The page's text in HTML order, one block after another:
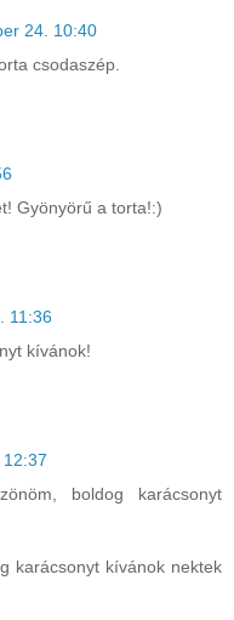
24. 10:40
csodaszép.
Gyönyörű a torta!:)
11:36
kívánok!
boldog karácsonyt
karácsonyt kívánok nektek